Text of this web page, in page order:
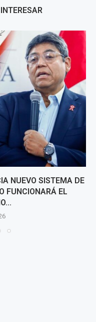
NUEVO SISTEMA DE
FUNCIONARÁ EL